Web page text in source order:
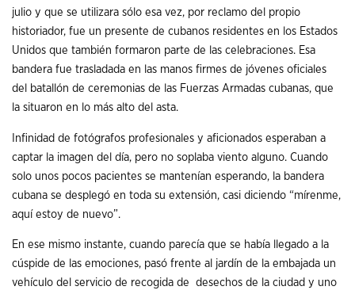
julio y que se utilizara sólo esa vez, por reclamo del propio
historiador, fue un presente de cubanos residentes en los Estados
Unidos que también formaron parte de las celebraciones. Esa
bandera fue trasladada en las manos firmes de jóvenes oficiales
del batallón de ceremonias de las Fuerzas Armadas cubanas, que
la situaron en lo más alto del asta.
Infinidad de fotógrafos profesionales y aficionados esperaban a
captar la imagen del día, pero no soplaba viento alguno. Cuando
solo unos pocos pacientes se mantenían esperando, la bandera
cubana se desplegó en toda su extensión, casi diciendo “mírenme,
aquí estoy de nuevo”.
En ese mismo instante, cuando parecía que se había llegado a la
cúspide de las emociones, pasó frente al jardín de la embajada un
vehículo del servicio de recogida de desechos de la ciudad y uno